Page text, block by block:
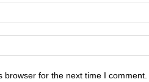
for the next time I comment.